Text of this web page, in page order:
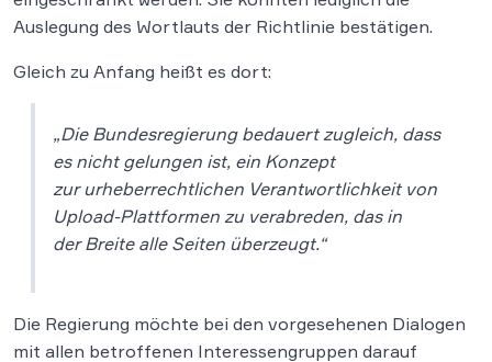
Auslegung des Wortlauts der Richtlinie bestätigen.
Gleich zu Anfang heißt es dort:
„Die Bundesregierung bedauert zugleich, dass
es nicht gelungen ist, ein Konzept
zur urheberrechtlichen Verantwortlichkeit von
Upload-Plattformen zu verabreden, das in
der Breite alle Seiten überzeugt.“
Die Regierung möchte bei den vorgesehenen Dialogen
mit allen betroffenen Interessengruppen darauf